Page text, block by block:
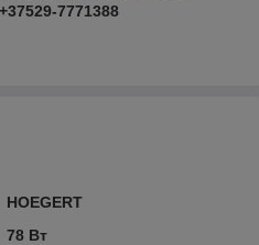
+37529-7771388
HOEGERT
78 Вт